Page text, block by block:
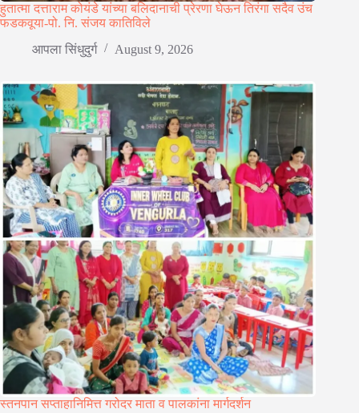
हुतात्मा दत्ताराम कोयंडे यांच्या बलिदानाची प्रेरणा घेऊन तिरंगा सदैव उंच
फडकवूया-पो. नि. संजय कातिविले
आपला सिंधुदुर्ग
August 9, 2026
स्तनपान सप्ताहानिमित्त गरोदर माता व पालकांना मार्गदर्शन